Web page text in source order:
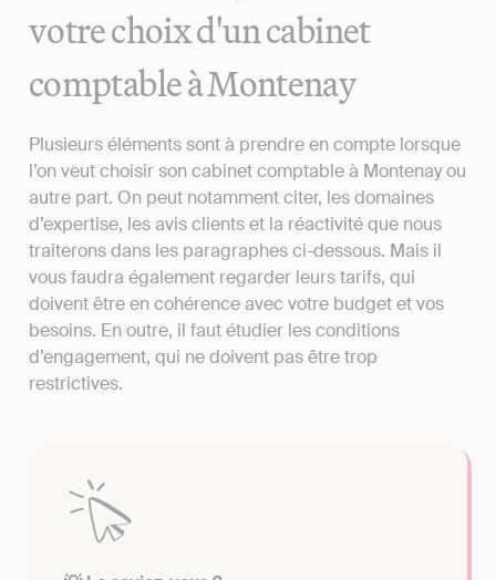
votre choix d'un cabinet
comptable à Montenay
Plusieurs éléments sont à prendre en compte lorsque
l’on veut choisir son cabinet comptable à Montenay ou
autre part. On peut notamment citer, les domaines
d’expertise, les avis clients et la réactivité que nous
traiterons dans les paragraphes ci-dessous. Mais il
vous faudra également regarder leurs tarifs, qui
doivent être en cohérence avec votre budget et vos
besoins. En outre, il faut étudier les conditions
d’engagement, qui ne doivent pas être trop
restrictives.